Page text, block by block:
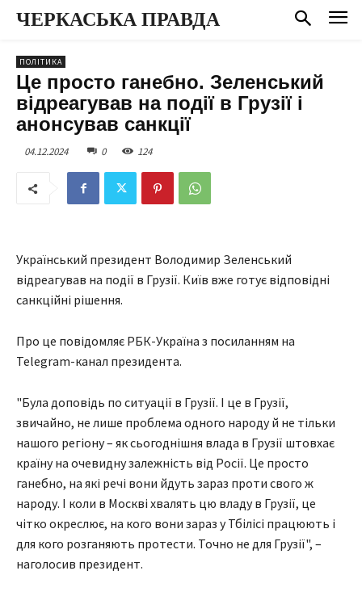
ЧЕРКАСЬКА ПРАВДА
ПОЛІТИКА
Це просто ганебно. Зеленський
відреагував на події в Грузії і
анонсував санкції
04.12.2024 0 124
Український президент Володимир Зеленський
відреагував на події в Грузії. Київ вже готує відповідні
санкційні рішення.
Про це повідомляє РБК-Україна з посиланням на
Telegram-канал президента.
"Була доповідь по ситуації в Грузії. І це в Грузії,
звичайно, не лише проблема одного народу й не тільки
нашого регіону – як сьогоднішня влада в Грузії штовхає
країну на очевидну залежність від Росії. Це просто
ганебно, на які речі вони йдуть зараз проти свого ж
народу. І коли в Москві хвалять цю владу в Грузії, це
чітко окреслює, на кого вони зараз у Тбілісі працюють і
для кого розганяють протести. Точно не для Грузії", –
наголосив президент.